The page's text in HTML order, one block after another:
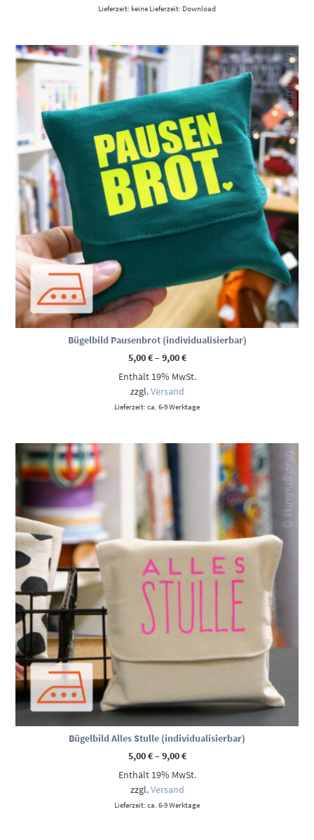
Lieferzeit: keine Lieferzeit: Download
Bügelbild Pausenbrot (individualisierbar)
5,00€–9,00€Preisspanne:
bis
Enthält 19% MwSt.
zzgl.Versand
Lieferzeit: ca. 6-9 Werktage
Bügelbild Alles Stulle (individualisierbar)
5,00€–9,00€Preisspanne:
bis
Enthält 19% MwSt.
zzgl.Versand
Lieferzeit: ca. 6-9 Werktage